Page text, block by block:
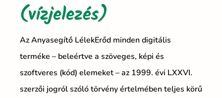
(vízjelezés)
Az Anyasegítő LélekErőd minden digitális
terméke – beleértve a szöveges, képi és
szoftveres (kód) elemeket – az 1999. évi LXXVI.
szerzői jogról szóló törvény értelmében teljes körű